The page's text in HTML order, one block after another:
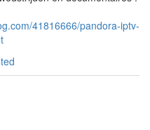
41816666/pandora-iptv-